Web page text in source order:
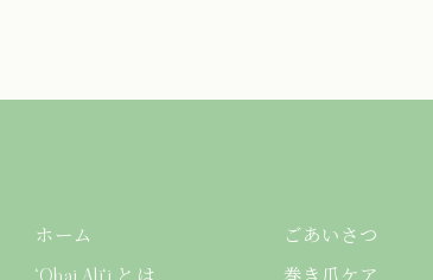
ホーム
ごあいさつ